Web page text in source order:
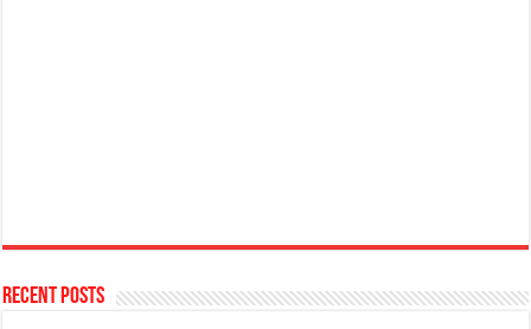
Recent Posts